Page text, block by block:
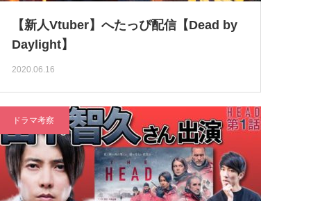
【新人Vtuber】へたっぴ配信【Dead by
Daylight】
2020.06.16
ドラマ考察